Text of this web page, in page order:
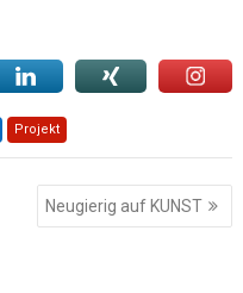
Projekt
Neugierig auf KUNST